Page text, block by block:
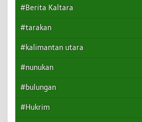
#Berita Kaltara
#tarakan
#kalimantan utara
#nunukan
#bulungan
#Hukrim